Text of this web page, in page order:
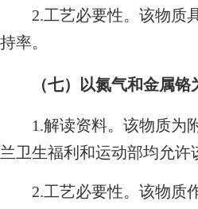
2.工艺必要性。该物质具
持率。
（七）以氮气和金属
1.解读资料。该物质为附
兰卫生福利和运动部均允
2.工艺必要性。该物质作